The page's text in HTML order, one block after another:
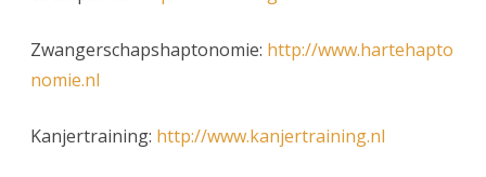
Zwangerschapshaptonomie: http://www.hartehapto
nomie.nl
Kanjertraining: http://www.kanjertraining.nl